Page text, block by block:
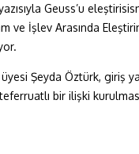
Geuss’u
ve İşlev Arasında
Şeyda Öztürk, giriş
bir ilişki